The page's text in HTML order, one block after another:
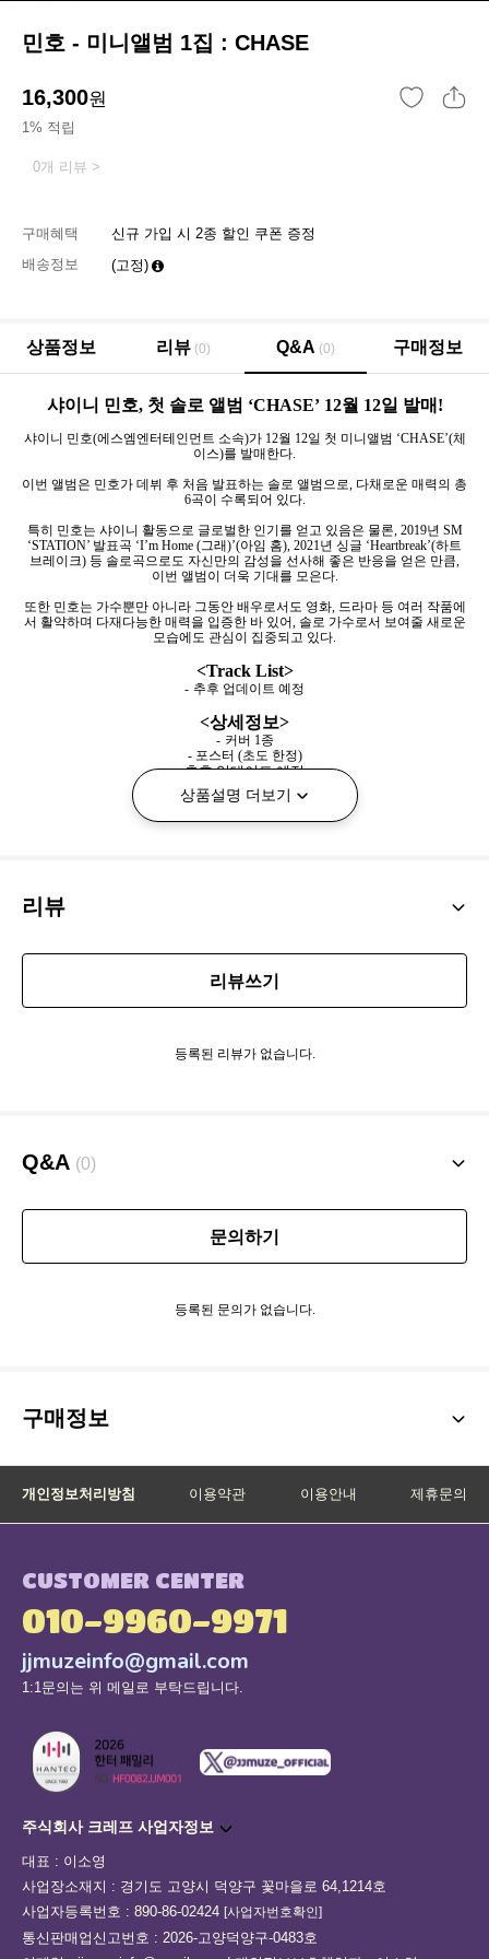
민호 - 미니앨범 1집 : CHASE
16,300원
1% 적립
0개 리뷰 >
구매혜택
신규 가입 시 2종 할인 쿠폰 증정
배송정보
(고정)
상품정보 리뷰 (0) Q&A (0) 구매정보
샤이니 민호, 첫 솔로 앨범 ‘CHASE’12월 12일 발매 !
샤이니 민호(에스엠엔터테인먼트 소속)가12월 12일 첫 미니앨범 ‘CHASE’(체
이스)를 발매한다
이번 앨범은 민호가 데뷔 후 처음 발표하는 솔로 앨범으로
다채로운 매력의 총
6곡이 수록되어 있다.
특히 민호는 샤이니 활동으로 글로벌한 인기를 얻고 있음은 물론 , 2019년 SM
‘STATION’ 발표곡 ‘I’m Home (그래)’(아임 홈), 2021 년 싱글 ‘Heartbreak’(하트
브레이크) 등 솔로곡으로도 자신만의 감성을 선사해 좋은 반응을 얻은 만큼
이번 앨범이 더욱 기대를 모은다.
또한 민호는 가수뿐만 아니라 그동안 배우로서도 영화, 드라마 등 여러 작품에
서 활약하며 다재다능한 매력을 입증한 바 있어 솔로 가수로서 보여줄 새로운
모습에도 관심이 집중되고 있다
<Track List>
- 추후 업데이트 예정
<상세정보>
- 커버 1 종
- 포스터 (초도 한정)
추후 업데이트 예정
상품설명 더보기
리뷰
리뷰쓰기
등록된 리뷰가 없습니다.
Q&A (0)
문의하기
등록된 문의가 없습니다.
구매정보
개인정보처리방침 이용약관 이용안내 제휴문의
CUSTOMER CENTER
010-9960-9971
jjmuzeinfo@gmail.com
1:1문의는 위 메일로 부탁드립니다.
주식회사 크레프 사업자정보
대표 : 이소영
사업장소재지 : 경기도 고양시 덕양구 꽃마을로 64,1214호
사업자등록번호 : 890-86-02424 [사업자번호확인]
통신판매업신고번호 : 2026-고양덕양구-0483호